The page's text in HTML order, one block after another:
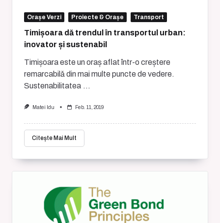
Orașe Verzi Proiecte & Orașe Transport
Timișoara dă trendul în transportul urban:
inovator și sustenabil
Timișoara este un oraș aflat într-o creștere
remarcabilǎ din mai multe puncte de vedere.
Sustenabilitatea ...
Matei Idu Feb. 11, 2019
Citește Mai Mult